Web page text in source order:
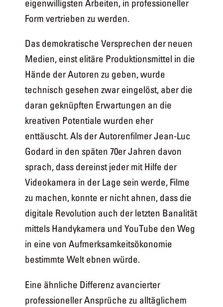
eigenwilligsten Arbeiten, in professioneller
Form vertrieben zu werden.
Das demokratische Versprechen der neuen
Medien, einst elitäre Produktionsmittel in die
Hände der Autoren zu geben, wurde
technisch gesehen zwar eingelöst, aber die
daran geknüpften Erwartungen an die
kreativen Potentiale wurden eher
enttäuscht. Als der Autorenfilmer Jean-Luc
Godard in den späten 70er Jahren davon
sprach, dass dereinst jeder mit Hilfe der
Videokamera in der Lage sein werde, Filme
zu machen, konnte er nicht ahnen, dass die
digitale Revolution auch der letzten Banalität
mittels Handykamera und YouTube den Weg
in eine von Aufmerksamkeitsökonomie
bestimmte Welt ebnen würde.
Eine ähnliche Differenz avancierter
professioneller Ansprüche zu alltäglichem